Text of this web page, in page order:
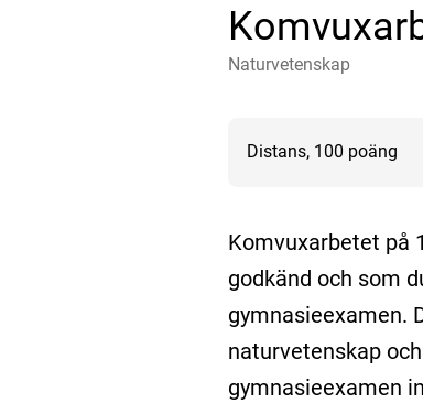
Naturvetenskap
Distans, 100 poäng
Komvuxarbetet på
godkänd och som
gymnasieexamen.
naturvetenskap
gymnasieexamen